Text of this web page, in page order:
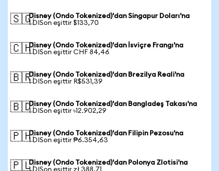
🇸🇬Disney (Ondo Tokenized)'dan Singapur Doları'na
1 DISon eşittir $133,70
🇨🇭Disney (Ondo Tokenized)'dan İsviçre Frangı'na
1 DISon eşittir CHF 84,46
🇧🇷Disney (Ondo Tokenized)'dan Brezilya Reali'na
1 DISon eşittir R$531,39
🇧🇩Disney (Ondo Tokenized)'dan Bangladeş Takası'na
1 DISon eşittir ৳12.902,29
🇵🇭Disney (Ondo Tokenized)'dan Filipin Pezosu'na
1 DISon eşittir ₱6.354,63
🇵🇱Disney (Ondo Tokenized)'dan Polonya Zlotisi'na
1 DISon eşittir zł 388,71